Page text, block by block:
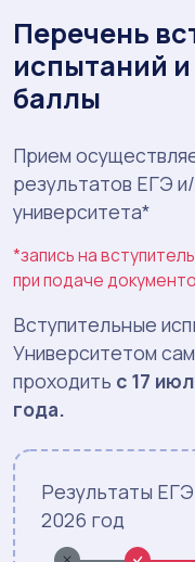
Перечень
испытаний
баллы
Прием
результатов ЕГЭ
университета*
*запись на
при подаче
Вступительные
Университетом
проходить с 17
года.
Результаты
2026 год